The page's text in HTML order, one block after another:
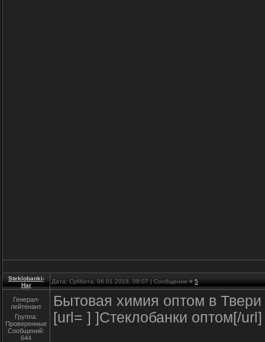
Steklobanki-
Har
Дата: Суббота, 06.01.2018, 08:07 | Сообщение # 5
Генерал-
лейтенант
Группа:
Проверенные
Сообщений:
644
Бытовая химия оптом в Твери
[url= ] ]Стеклобанки оптом[/url]